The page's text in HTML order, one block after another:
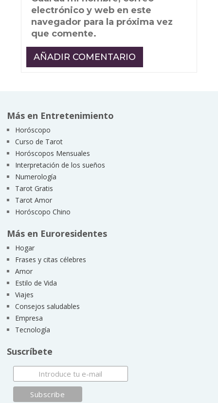
electrónico y web en este
navegador para la próxima vez
que comente.
Más en Entretenimiento
Horóscopo
Curso de Tarot
Horóscopos Mensuales
Interpretación de los sueños
Numerología
Tarot Gratis
Tarot Amor
Horóscopo Chino
Más en Euroresidentes
Hogar
Frases y citas célebres
Amor
Estilo de Vida
Viajes
Consejos saludables
Empresa
Tecnología
Suscríbete